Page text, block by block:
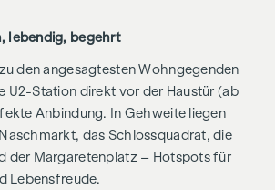
lebendig, begehrt
den angesagtesten Wohngegenden
U2-Station direkt vor der Haustür (ab
Anbindung. In Gehweite liegen
das Schlossquadrat, die
der Margaretenplatz – Hotspots für
Lebensfreude.